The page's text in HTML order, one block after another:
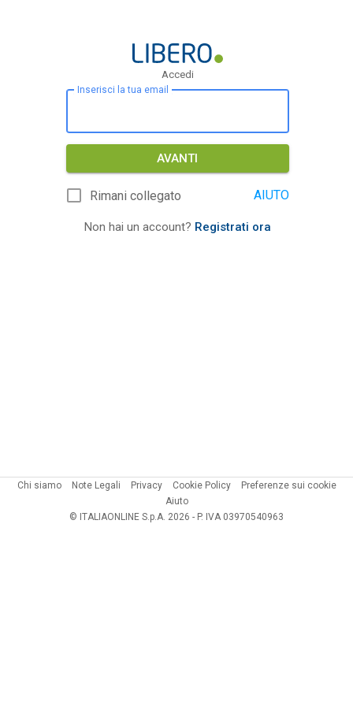
Accedi
Inserisci la tua email
AVANTI
Rimani collegato AIUTO
Non hai un account? Registrati ora
Chi siamo Note Legali Privacy Cookie Policy
Preferenze sui cookie
Aiuto
© ITALIAONLINE S.p.A. 2026 - P. IVA 03970540963